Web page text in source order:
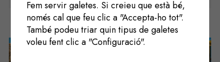
Fem servir galetes. Si creieu que està bé,
només cal que feu clic a "Accepta-ho tot".
També podeu triar quin tipus de galetes
voleu fent clic a "Configuració".